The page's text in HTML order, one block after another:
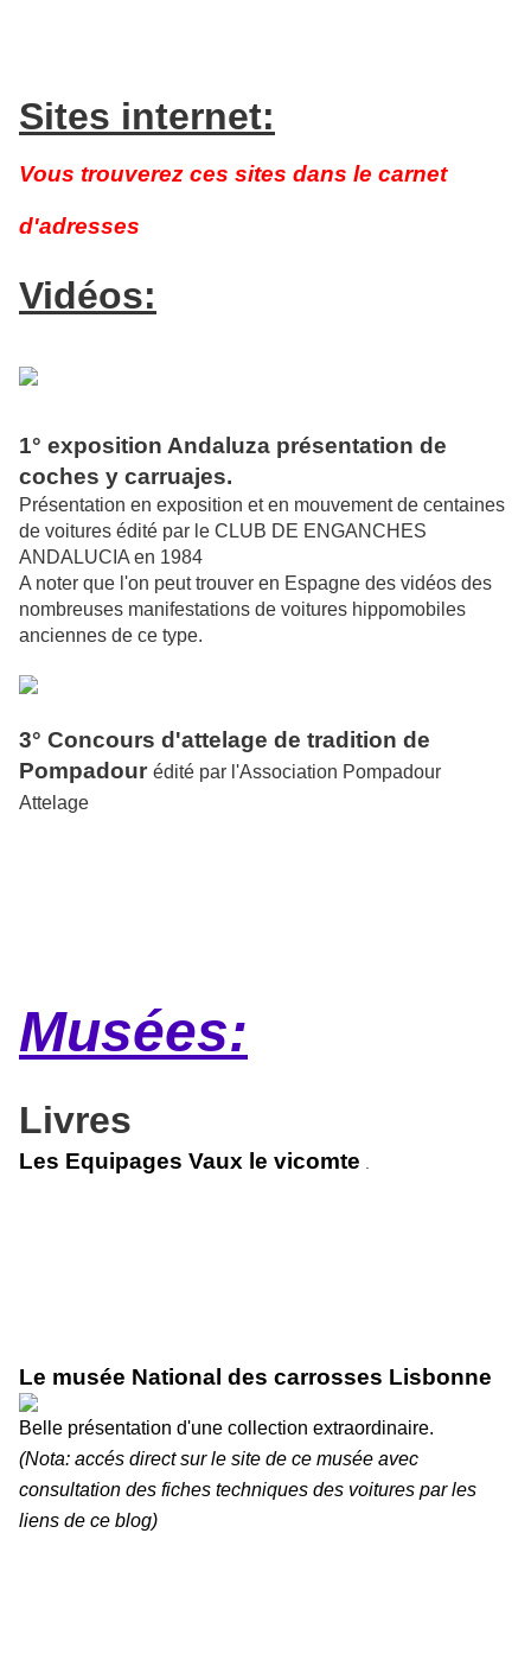
Sites internet:
Vous trouverez ces sites dans le carnet
d'adresses
Vidéos:
1° exposition Andaluza présentation de
coches y carruajes.
Présentation en exposition et en mouvement de centaines
de voitures édité par le CLUB DE ENGANCHES
ANDALUCIA en 1984
A noter que l'on peut trouver en Espagne des vidéos des
nombreuses manifestations de voitures hippomobiles
anciennes de ce type.
3° Concours d'attelage de tradition de
Pompadour édité par l'Association Pompadour
Attelage
Musées:
Livres
Les Equipages Vaux le vicomte
Le musée National des carrosses Lisbonne
Belle présentation d'une collection extraordinaire.
(Nota: accés direct sur le site de ce musée avec
consultation des fiches techniques des voitures par les
liens de ce blog)